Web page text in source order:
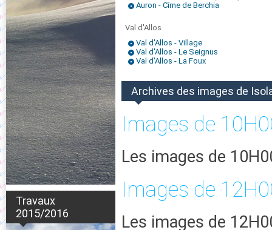
Travaux
2015/2016
Auron - Cîme de Berchia
Val d'Allos
Val d'Allos - Village
Val d'Allos - Le Seignus
Val d'Allos - La Foux
Archives des images de
Images de
Les images de
Images de
Les images de